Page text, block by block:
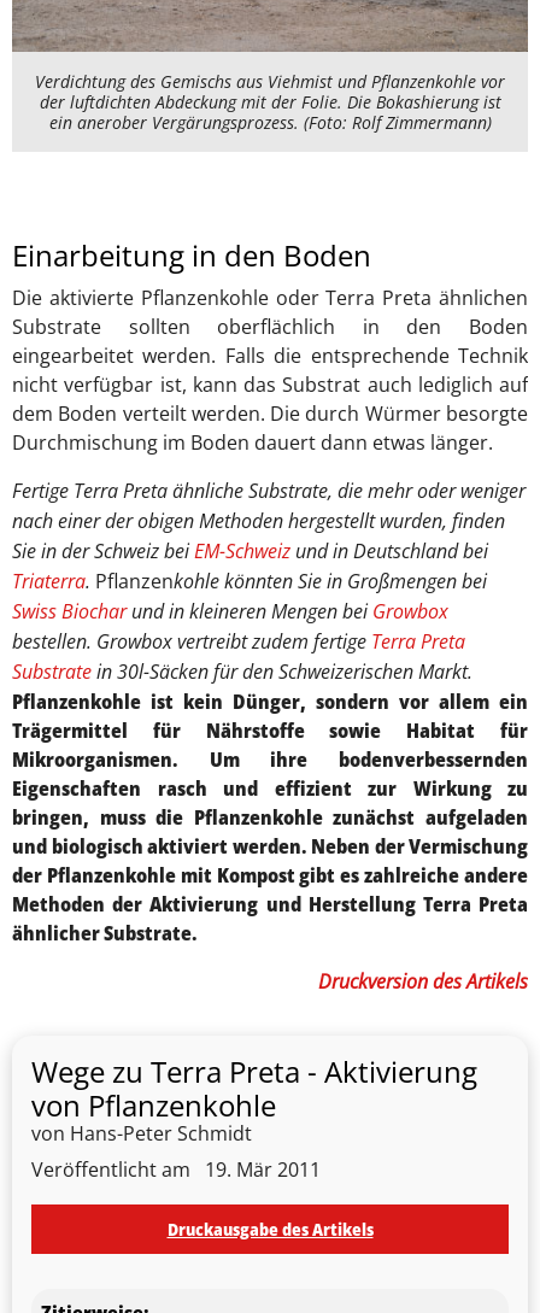
Verdichtung des Gemischs aus Viehmist und Pflanzenkohle vor
der luftdichten Abdeckung mit der Folie. Die Bokashierung ist
ein anerober Vergärungsprozess. (Foto: Rolf Zimmermann)
Einarbeitung in den Boden
Die aktivierte Pflanzenkohle oder Terra Preta ähnlichen
Substrate sollten oberflächlich in den Boden
eingearbeitet werden. Falls die entsprechende Technik
nicht verfügbar ist, kann das Substrat auch lediglich auf
dem Boden verteilt werden. Die durch Würmer besorgte
Durchmischung im Boden dauert dann etwas länger.
Fertige Terra Preta ähnliche Substrate, die mehr oder weniger
nach einer der obigen Methoden hergestellt wurden, finden
Sie in der Schweiz beiEM-Schweiz und in Deutschland bei
Triaterra. Pflanzenkohle könnten Sie in Großmengen bei
Swiss Biocharund in kleineren Mengen bei Growbox
bestellen. Growbox vertreibt zudem fertige Terra Preta
Substratein 30l-Säcken für den Schweizerischen Markt.
Pflanzenkohle ist kein Dünger, sondern vor allem ein
Trägermittel für Nährstoffe sowie Habitat für
Mikroorganismen. Um ihre bodenverbessernden
Eigenschaften rasch und effizient zur Wirkung zu
bringen, muss die Pflanzenkohle zunächst aufgeladen
und biologisch aktiviert werden. Neben der Vermischung
der Pflanzenkohle mit Kompost gibt es zahlreiche andere
Methoden der Aktivierung und Herstellung Terra Preta
ähnlicher Substrate.
Druckversion des Artikels
Wege zu Terra Preta - Aktivierung
von Pflanzenkohle
von Hans-Peter Schmidt
Veröffentlicht am
19. Mär 2011
Druckausgabe des Artikels